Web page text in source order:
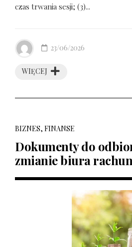
czas trwania sesji; (3)...
WIĘCEJ
23/06/2026
BIZNES, FINANSE
Dokumenty do
zmianie biura